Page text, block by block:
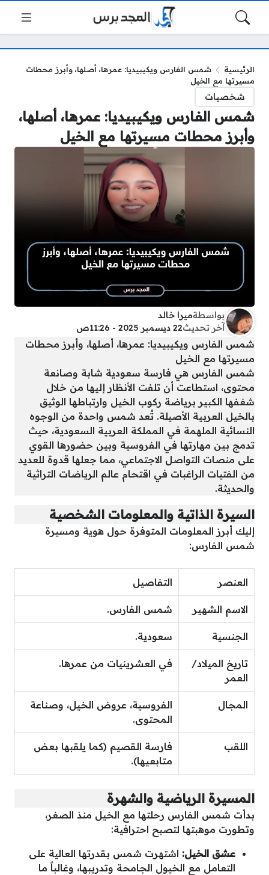
الرئيسية
شمس الفارس ويكيبيديا: عمرها، أصلها، وأبرز محطات
مسيرتها مع الخيل
شخصيات
شمس الفارس ويكيبيديا: عمرها، أصلها،
وأبرز محطات مسيرتها مع الخيل
بواسطةميرا خالد
آخر تحديث22 ديسمبر 2025 - 11:26ص
شمس الفارس ويكيبيديا: عمرها، أصلها، وأبرز محطات
مسيرتها مع الخيل
شمس الفارس هي فارسة سعودية شابة وصانعة
محتوى، استطاعت أن تلفت الأنظار إليها من خلال
شغفها الكبير برياضة ركوب الخيل وارتباطها الوثيق
بالخيل العربية الأصيلة. تُعد شمس واحدة من الوجوه
النسائية الملهمة في المملكة العربية السعودية، حيث
تدمج بين مهارتها في الفروسية وبين حضورها القوي
على منصات التواصل الاجتماعي، مما جعلها قدوة للعديد
من الفتيات الراغبات في اقتحام عالم الرياضات التراثية
والحديثة.
السيرة الذاتية والمعلومات الشخصية
إليك أبرز المعلومات المتوفرة حول هوية ومسيرة
شمس الفارس:
العنصر التفاصيل
الاسم الشهير شمس الفارس.
الجنسية سعودية.
تاريخ الميلاد/
العمر
في العشرينيات من عمرها.
المجال
الفروسية، عروض الخيل، وصناعة
المحتوى.
اللقب
فارسة القصيم (كما يلقبها بعض
متابعيها).
المسيرة الرياضية والشهرة
بدأت شمس الفارس رحلتها مع الخيل منذ الصغر،
وتطورت موهبتها لتصبح احترافية:
عشق الخيل: اشتهرت شمس بقدرتها العالية على
التعامل مع الخيول الجامحة وتدريبها، وغالباً ما